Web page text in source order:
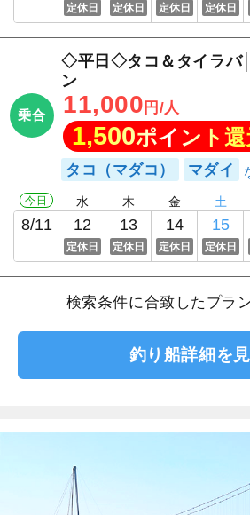
定休日 定休日 定休日 定休日
乗合
◇平日◇タコ＆タイラバ
ン
11,000 円/人
1,500ポイント還
タコ（マダコ） マダイ
今日
8/11
水
12
定休日
木
13
定休日
金
14
定休日
土
15
定休日
検索条件に合致したプラ
釣り船詳細を